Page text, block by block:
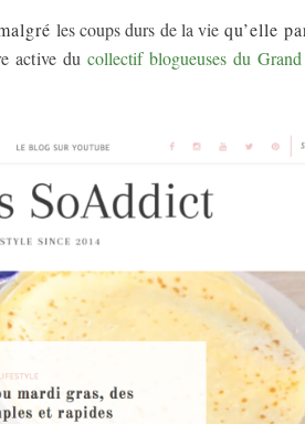
les coups durs de la vie qu’elle
active du collectif blogueuses du